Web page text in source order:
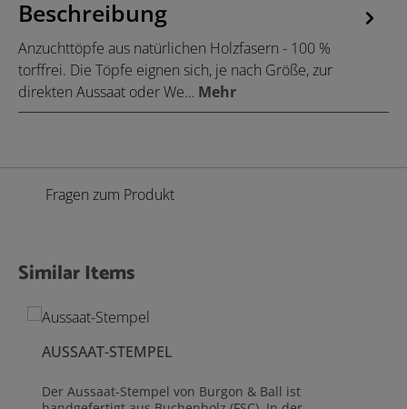
Beschreibung
Anzuchttöpfe aus natürlichen Holzfasern - 100 %
torffrei. Die Töpfe eignen sich, je nach Größe, zur
direkten Aussaat oder We… Mehr
Fragen zum Produkt
Produktgalerie überspringen
Similar Items
AUSSAAT-STEMPEL
Der Aussaat-Stempel von Burgon & Ball ist